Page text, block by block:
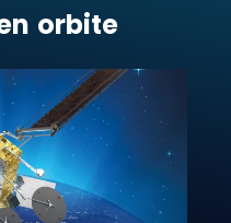
orbite